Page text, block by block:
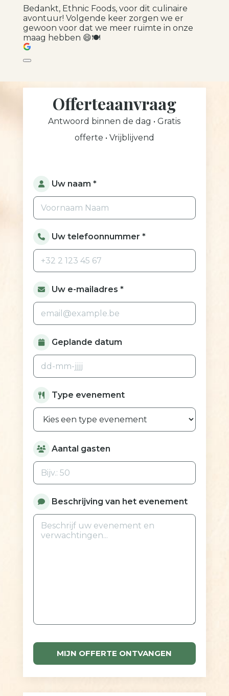
Bedankt, Ethnic Foods, voor dit culinaire
avontuur! Volgende keer zorgen we er
gewoon voor dat we meer ruimte in onze
maag hebben 😄🍽️
Offerteaanvraag
Antwoord binnen de dag • Gratis
offerte • Vrijblijvend
Uw naam *
Uw telefoonnummer *
Uw e-mailadres *
Geplande datum
Type evenement
Aantal gasten
Beschrijving van het evenement
MIJN OFFERTE ONTVANGEN